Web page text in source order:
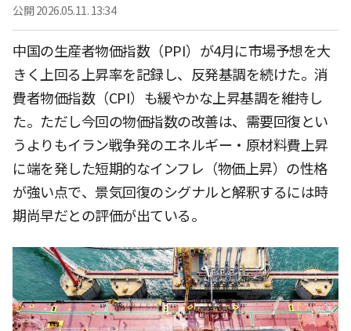
公開 2026.05.11. 13:34
中国の生産者物価指数（PPI）が4月に市場予想を大
きく上回る上昇率を記録し、反発基調を続けた。消
費者物価指数（CPI）も緩やかな上昇基調を維持し
た。ただし今回の物価指数の改善は、需要回復とい
うよりもイラン戦争発のエネルギー・原材料費上昇
に端を発した短期的なインフレ（物価上昇）の性格
が強い点で、景気回復のシグナルと解釈するには時
期尚早だとの評価が出ている。